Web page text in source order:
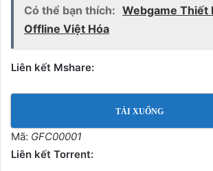
Có thể bạn thích: Webgame Thiết
Offline Việt Hóa
Liên kết Mshare:
TẢI XUỐNG
Mã: GFC00001
Liên kết Torrent: